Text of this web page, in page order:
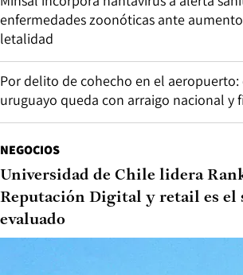
enfermedades zoonóticas ante
letalidad
Por delito de cohecho en el
uruguayo queda con arraigo nacional y
NEGOCIOS
Universidad de Chile lidera
Reputación Digital y retail es el
evaluado